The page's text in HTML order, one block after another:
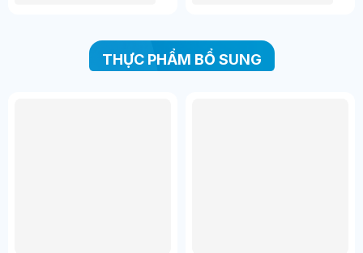
THỰC PHẨM BỔ SUNG